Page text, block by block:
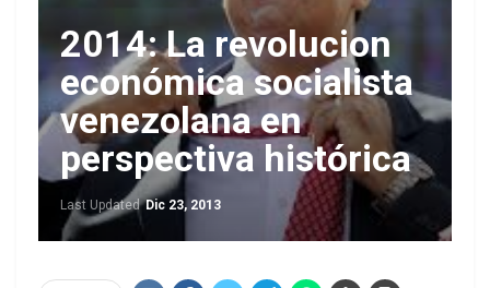
2014: La revolucion
económica socialista
venezolana en
perspectiva histórica
Last UpdatedDic 23, 2013